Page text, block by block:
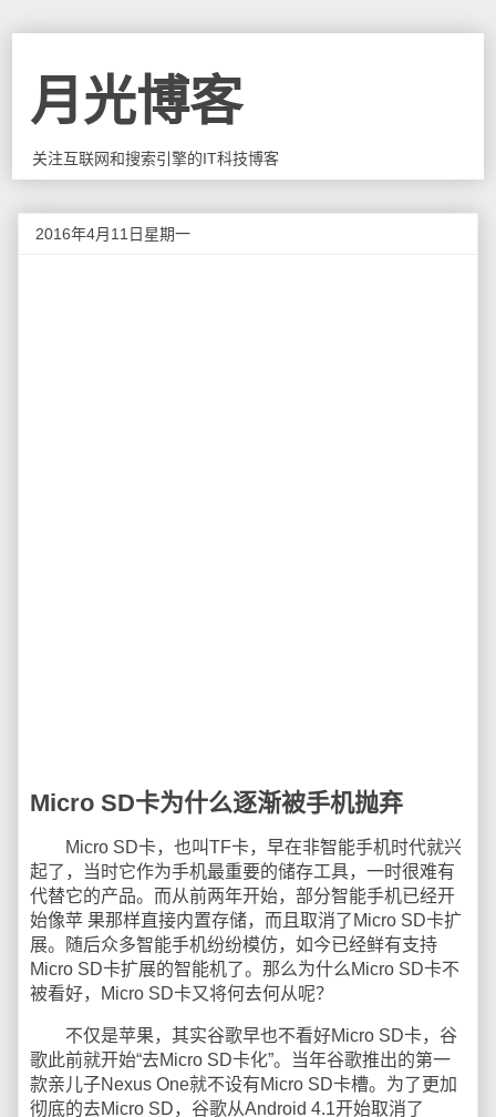
月光博客
关注互联网和搜索引擎的IT科技博客
2016年4月11日星期一
Micro SD卡为什么逐渐被手机抛弃
Micro SD卡，也叫TF卡，早在非智能手机时代就兴
起了，当时它作为手机最重要的储存工具，一时很难有
代替它的产品。而从前两年开始，部分智能手机已经开
始像苹 果那样直接内置存储，而且取消了Micro SD卡扩
展。随后众多智能手机纷纷模仿，如今已经鲜有支持
Micro SD卡扩展的智能机了。那么为什么Micro SD卡不
被看好，Micro SD卡又将何去何从呢？
不仅是苹果，其实谷歌早也不看好Micro SD卡，谷
歌此前就开始“去Micro SD卡化”。当年谷歌推出的第一
款亲儿子Nexus One就不设有Micro SD卡槽。为了更加
彻底的去Micro SD，谷歌从Android 4.1开始取消了